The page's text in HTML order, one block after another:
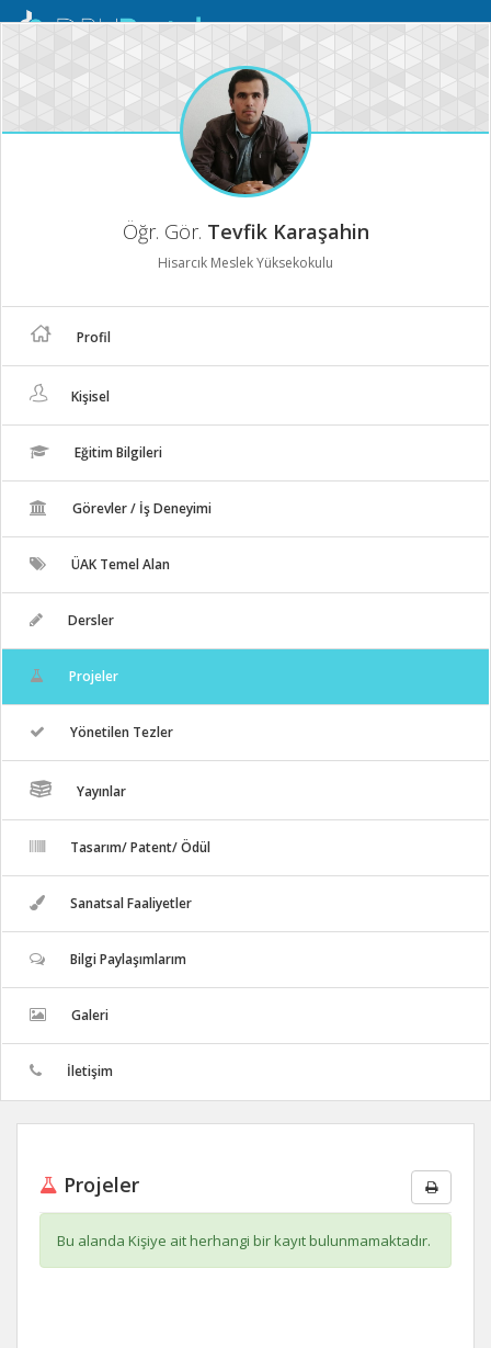
Mobil
Öğr. Gör. Tevfik Karaşahin
Hisarcık Meslek Yüksekokulu
Profil
Kişisel
Eğitim Bilgileri
Görevler / İş Deneyimi
ÜAK Temel Alan
Dersler
Projeler
Yönetilen Tezler
Yayınlar
Tasarım/ Patent/ Ödül
Sanatsal Faaliyetler
Bilgi Paylaşımlarım
Galeri
İletişim
Projeler
Bu alanda Kişiye ait herhangi bir kayıt bulunmamaktadır.